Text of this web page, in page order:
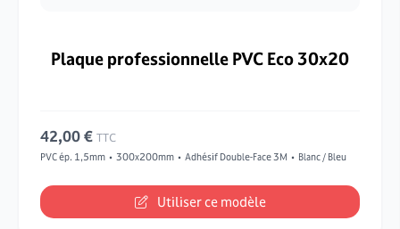
Plaque professionnelle PVC Eco 30x20
42,00 € TTC
PVC ép. 1,5mm 300x200mm Adhésif Double-Face 3M Blanc / Bleu
Utiliser ce modèle